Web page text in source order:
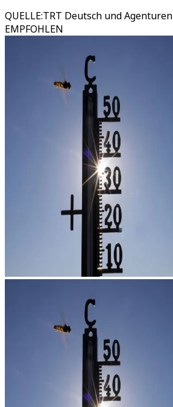
QUELLE:TRT Deutsch und Agenturen
EMPFOHLEN